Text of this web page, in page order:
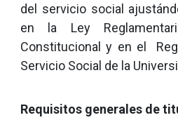
del servicio social
en la Ley
Constitucional y en el
Servicio Social de la
Requisitos generales de